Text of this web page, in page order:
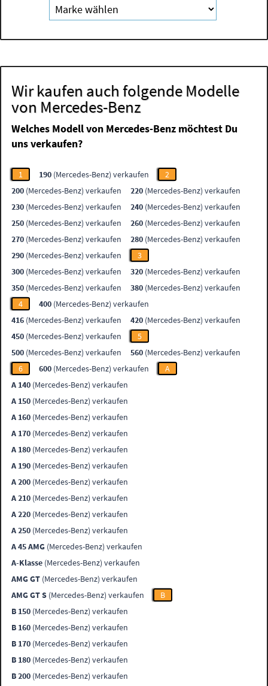
Wir kaufen auch folgende Modelle
von Mercedes-Benz
Welches Modell von Mercedes-Benz möchtest Du
uns verkaufen?
1 190 (Mercedes-Benz) verkaufen
2
200 (Mercedes-Benz) verkaufen 220 (Mercedes-Benz) verkaufen
230 (Mercedes-Benz) verkaufen 240 (Mercedes-Benz) verkaufen
250 (Mercedes-Benz) verkaufen 260 (Mercedes-Benz) verkaufen
270 (Mercedes-Benz) verkaufen 280 (Mercedes-Benz) verkaufen
290 (Mercedes-Benz) verkaufen
3
300 (Mercedes-Benz) verkaufen 320 (Mercedes-Benz) verkaufen
350 (Mercedes-Benz) verkaufen 380 (Mercedes-Benz) verkaufen
4
400 (Mercedes-Benz) verkaufen
416 (Mercedes-Benz) verkaufen 420 (Mercedes-Benz) verkaufen
450 (Mercedes-Benz) verkaufen
5
500 (Mercedes-Benz) verkaufen 560 (Mercedes-Benz) verkaufen
6
600 (Mercedes-Benz) verkaufen
A
A 140 (Mercedes-Benz) verkaufen
A 150 (Mercedes-Benz) verkaufen
A 160 (Mercedes-Benz) verkaufen
A 170 (Mercedes-Benz) verkaufen
A 180 (Mercedes-Benz) verkaufen
A 190 (Mercedes-Benz) verkaufen
A 200 (Mercedes-Benz) verkaufen
A 210 (Mercedes-Benz) verkaufen
A 220 (Mercedes-Benz) verkaufen
A 250 (Mercedes-Benz) verkaufen
A 45 AMG (Mercedes-Benz) verkaufen
A-Klasse (Mercedes-Benz) verkaufen
AMG GT (Mercedes-Benz) verkaufen
AMG GT S (Mercedes-Benz) verkaufen
B
B 150 (Mercedes-Benz) verkaufen
B 160 (Mercedes-Benz) verkaufen
B 170 (Mercedes-Benz) verkaufen
B 180 (Mercedes-Benz) verkaufen
B 200 (Mercedes-Benz) verkaufen